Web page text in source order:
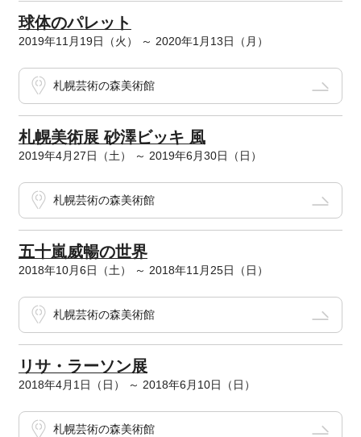
球体のパレット
2019年11月19日（火） ～ 2020年1月13日（月）
札幌芸術の森美術館
札幌美術展 砂澤ビッキ 風
2019年4月27日（土） ～ 2019年6月30日（日）
札幌芸術の森美術館
五十嵐威暢の世界
2018年10月6日（土） ～ 2018年11月25日（日）
札幌芸術の森美術館
リサ・ラーソン展
2018年4月1日（日） ～ 2018年6月10日（日）
札幌芸術の森美術館